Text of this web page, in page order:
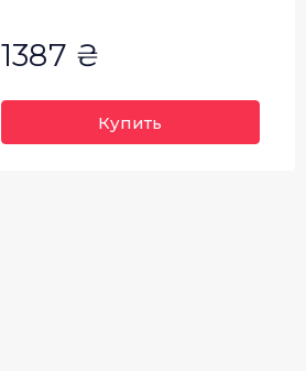
1387 ₴
Купить